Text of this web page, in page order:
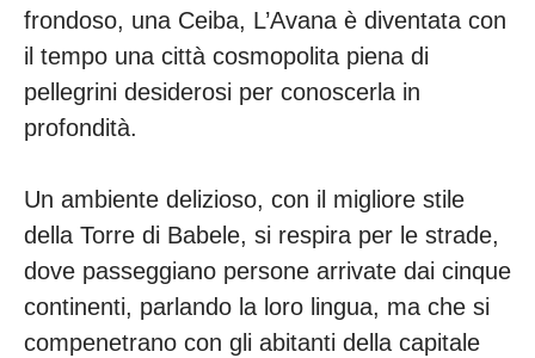
frondoso, una Ceiba, L’Avana è diventata con
il tempo una città cosmopolita piena di
pellegrini desiderosi per conoscerla in
profondità.
Un ambiente delizioso, con il migliore stile
della Torre di Babele, si respira per le strade,
dove passeggiano persone arrivate dai cinque
continenti, parlando la loro lingua, ma che si
compenetrano con gli abitanti della capitale